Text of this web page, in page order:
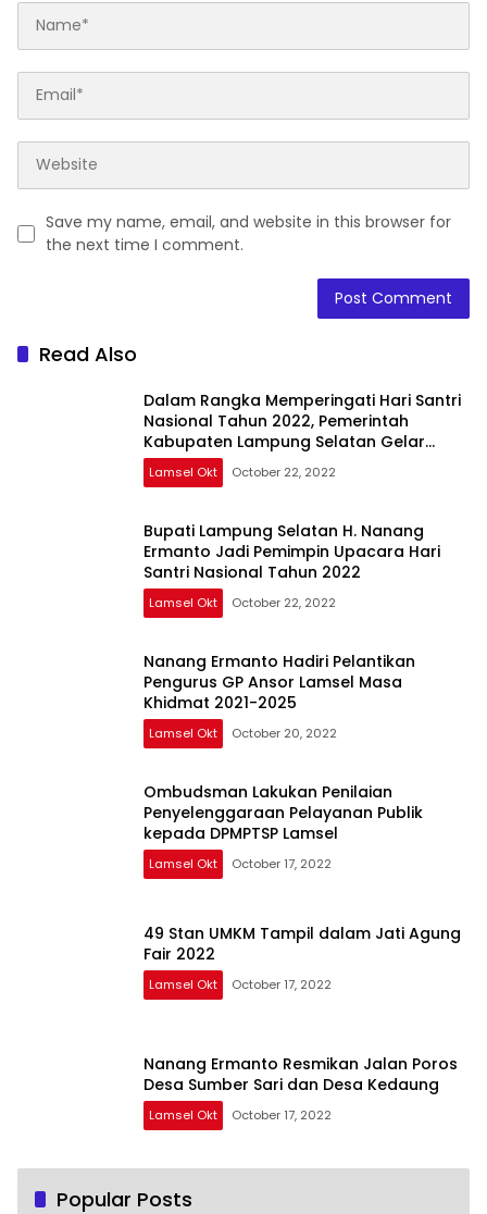
Save my name, email, and website in this browser for
the next time I comment.
Read Also
Dalam Rangka Memperingati Hari Santri
Nasional Tahun 2022, Pemerintah
Kabupaten Lampung Selatan Gelar
Pengajian
Lamsel Okt October 22, 2022
Bupati Lampung Selatan H. Nanang
Ermanto Jadi Pemimpin Upacara Hari
Santri Nasional Tahun 2022
Lamsel Okt October 22, 2022
Nanang Ermanto Hadiri Pelantikan
Pengurus GP Ansor Lamsel Masa
Khidmat 2021-2025
Lamsel Okt October 20, 2022
Ombudsman Lakukan Penilaian
Penyelenggaraan Pelayanan Publik
kepada DPMPTSP Lamsel
Lamsel Okt October 17, 2022
49 Stan UMKM Tampil dalam Jati Agung
Fair 2022
Lamsel Okt October 17, 2022
Nanang Ermanto Resmikan Jalan Poros
Desa Sumber Sari dan Desa Kedaung
Lamsel Okt October 17, 2022
Popular Posts